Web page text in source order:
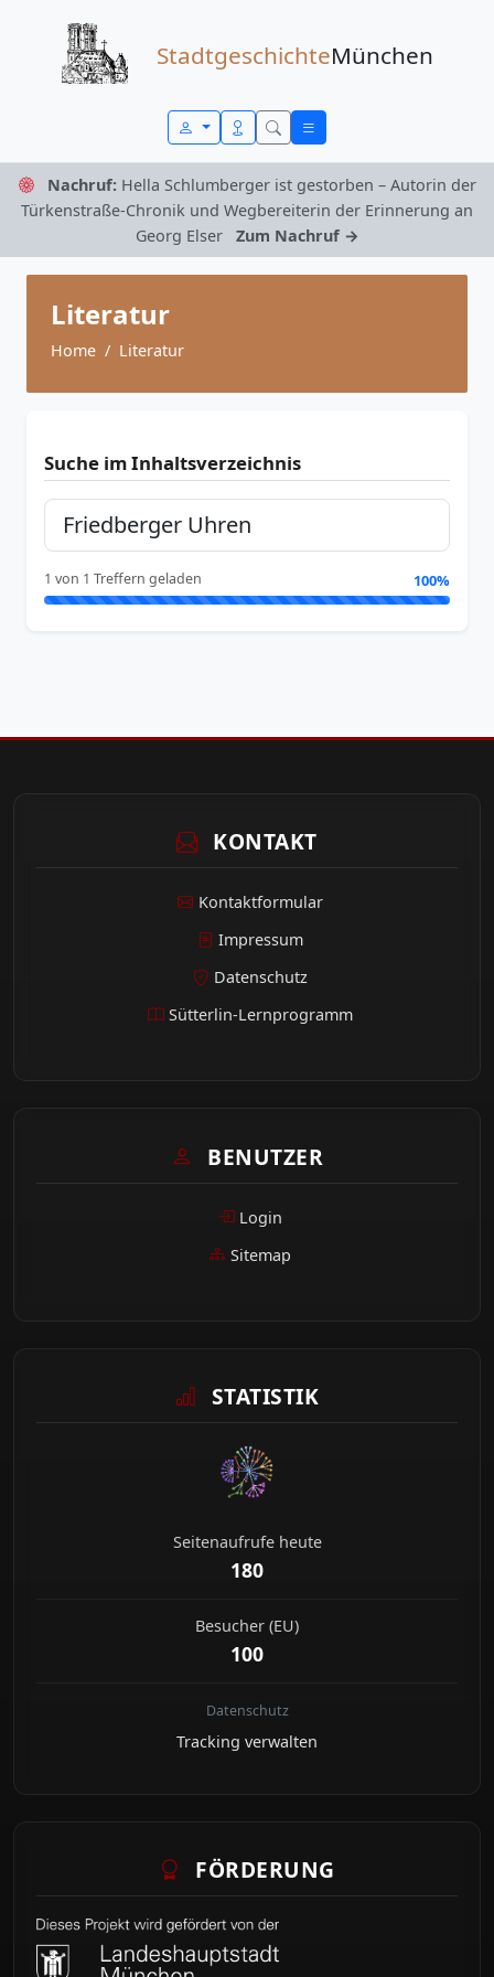
StadtgeschichteMünchen
Nachruf: Hella Schlumberger ist gestorben – Autorin der
Türkenstraße-Chronik und Wegbereiterin der Erinnerung an
Georg Elser
Zum Nachruf →
Literatur
Home Literatur
Suche im Inhaltsverzeichnis
1 von 1 Treffern geladen 100%
KONTAKT
Kontaktformular
Impressum
Datenschutz
Sütterlin-Lernprogramm
BENUTZER
Login
Sitemap
STATISTIK
Seitenaufrufe heute
180
Besucher (EU)
100
Datenschutz
Tracking verwalten
FÖRDERUNG